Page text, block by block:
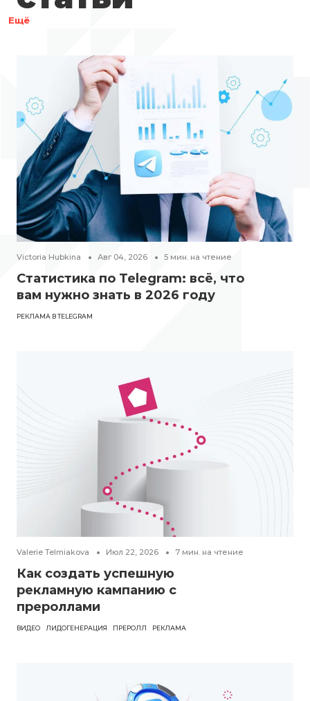
Ещё
Victoria Hubkina Авг 04, 2026 5 мин. на чтение
Статистика по Telegram: всё, что
вам нужно знать в 2026 году
РЕКЛАМА В TELEGRAM
Valerie Telmiakova Июл 22, 2026 7 мин. на чтение
Как создать успешную
рекламную кампанию с
прероллами
ВИДЕО ЛИДОГЕНЕРАЦИЯ ПРЕРОЛЛ РЕКЛАМА